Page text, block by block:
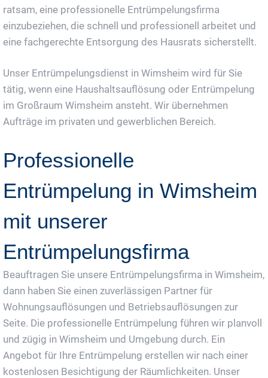
ratsam, eine professionelle Entrümpelungsfirma
einzubeziehen, die schnell und professionell arbeitet und
eine fachgerechte Entsorgung des Hausrats sicherstellt.
Unser Entrümpelungsdienst in Wimsheim wird für Sie
tätig, wenn eine Haushaltsauflösung oder Entrümpelung
im Großraum Wimsheim ansteht. Wir übernehmen
Aufträge im privaten und gewerblichen Bereich.
Professionelle
Entrümpelung in Wimsheim
mit unserer
Entrümpelungsfirma
Beauftragen Sie unsere Entrümpelungsfirma in Wimsheim,
dann haben Sie einen zuverlässigen Partner für
Wohnungsauflösungen und Betriebsauflösungen zur
Seite. Die professionelle Entrümpelung führen wir planvoll
und zügig in Wimsheim und Umgebung durch. Ein
Angebot für Ihre Entrümpelung erstellen wir nach einer
kostenlosen Besichtigung der Räumlichkeiten. Unser